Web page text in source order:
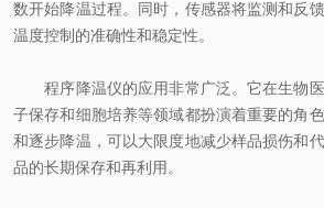
数开始降温过程。同时，传感器将监测和反
温度控制的准确性和稳定性。
程序降温仪的应用非常广泛。它在生物医
子保存和细胞培养等领域都扮演着重要的角
和逐步降温，可以大限度地减少样品损伤和
品的长期保存和再利用。